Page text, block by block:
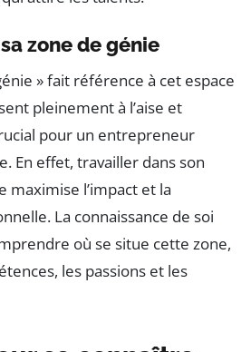
zone de génie
» fait référence à cet espace
pleinement à l’aise et
pour un entrepreneur
En effet, travailler dans son
maximise l’impact et la
La connaissance de soi
où se situe cette zone,
les passions et les